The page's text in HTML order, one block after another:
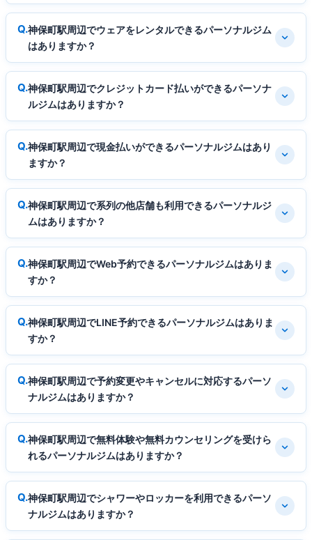
神保町駅周辺でウェアをレンタルできるパーソナルジム
はありますか？
神保町駅周辺でクレジットカード払いができるパーソナ
ルジムはありますか？
神保町駅周辺で現金払いができるパーソナルジムはあり
ますか？
神保町駅周辺で系列の他店舗も利用できるパーソナルジ
ムはありますか？
神保町駅周辺でWeb予約できるパーソナルジムはありま
すか？
神保町駅周辺でLINE予約できるパーソナルジムはありま
すか？
神保町駅周辺で予約変更やキャンセルに対応するパーソ
ナルジムはありますか？
神保町駅周辺で無料体験や無料カウンセリングを受けら
れるパーソナルジムはありますか？
神保町駅周辺でシャワーやロッカーを利用できるパーソ
ナルジムはありますか？